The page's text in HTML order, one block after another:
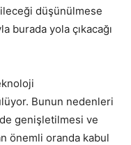
düşünülmese
burada yola çıkacağı
Bunun nedenleri
genişletilmesi ve
önemli oranda kabul